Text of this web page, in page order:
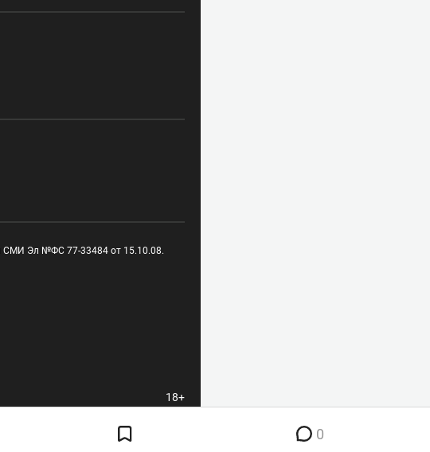
0
СМИ Эл №ФС 77-33484 от 15.10.08.
18+